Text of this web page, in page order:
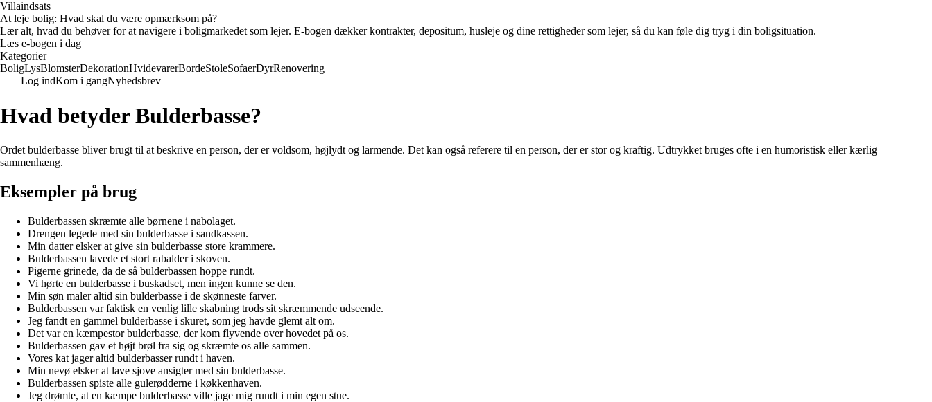
Villaindsats
At leje bolig: Hvad skal du være opmærksom på?
Lær alt, hvad du behøver for at navigere i boligmarkedet som lejer. E-bogen dækker kontrakter, depositum, husleje og dine rettigheder som lejer, så du kan føle dig tryg i din boligsituation.
Læs e-bogen i dag
Kategorier
BoligLysBlomsterDekorationHvidevarerBordeStoleSofaerDyrRenovering
Log indKom i gangNyhedsbrev
Hvad betyder Bulderbasse?
Ordet bulderbasse bliver brugt til at beskrive en person, der er voldsom, højlydt og larmende. Det kan også referere til en person, der er stor og kraftig. Udtrykket bruges ofte i en humoristisk eller kærlig
sammenhæng.
Eksempler på brug
Bulderbassen skræmte alle børnene i nabolaget.
Drengen legede med sin bulderbasse i sandkassen.
Min datter elsker at give sin bulderbasse store krammere.
Bulderbassen lavede et stort rabalder i skoven.
Pigerne grinede, da de så bulderbassen hoppe rundt.
Vi hørte en bulderbasse i buskadset, men ingen kunne se den.
Min søn maler altid sin bulderbasse i de skønneste farver.
Bulderbassen var faktisk en venlig lille skabning trods sit skræmmende udseende.
Jeg fandt en gammel bulderbasse i skuret, som jeg havde glemt alt om.
Det var en kæmpestor bulderbasse, der kom flyvende over hovedet på os.
Bulderbassen gav et højt brøl fra sig og skræmte os alle sammen.
Vores kat jager altid bulderbasser rundt i haven.
Min nevø elsker at lave sjove ansigter med sin bulderbasse.
Bulderbassen spiste alle gulerødderne i køkkenhaven.
Jeg drømte, at en kæmpe bulderbasse ville jage mig rundt i min egen stue.